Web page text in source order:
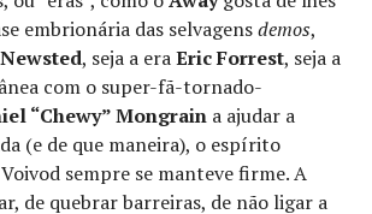
embrionária das selvagensdemos,
, seja a eraEric Forrest, seja a
com o super-fã-tornado-
“Chewy” Mongrain a ajudar a
(e de que maneira), o espírito
sempre se manteve firme. A
de quebrar barreiras, de não ligar a